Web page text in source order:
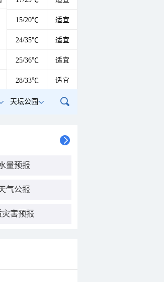
15/20℃ 适宜
24/35℃ 适宜
25/36℃ 适宜
28/33℃ 适宜
天坛公园
量预报
气公报
害预报